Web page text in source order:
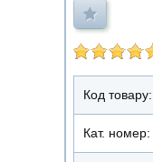
Код товару:
Кат. номер: